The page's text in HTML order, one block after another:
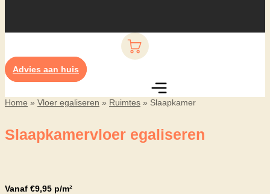
Advies aan huis
Home » Vloer egaliseren » Ruimtes » Slaapkamer
Slaapkamervloer egaliseren
Vanaf €9,95 p/m²